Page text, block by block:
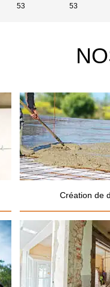
53
53
Création de